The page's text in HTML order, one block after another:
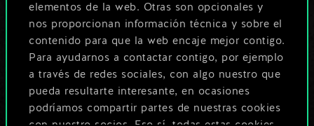
elementos de la web. Otras son opcionales y
nos proporcionan información técnica y sobre el
contenido para que la web encaje mejor contigo.
Para ayudarnos a contactar contigo, por ejemplo
a través de redes sociales, con algo nuestro que
pueda resultarte interesante, en ocasiones
podríamos compartir partes de nuestras cookies
Poner nombre a esta baraja y crear
una guía